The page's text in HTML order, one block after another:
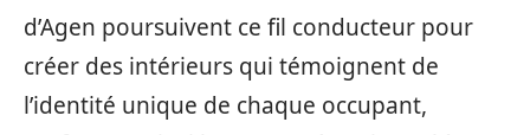
d’Agen poursuivent ce fil conducteur pour
créer des intérieurs qui témoignent de
l’identité unique de chaque occupant,